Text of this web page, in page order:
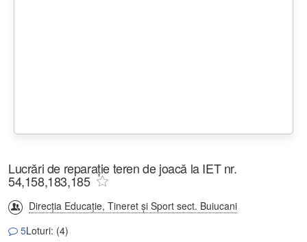
Lucrări de reparație teren de joacă la IET nr.
54,158,183,185
Direcţia Educaţie, Tineret şi Sport sect. Buiucani
5Loturi: (4)